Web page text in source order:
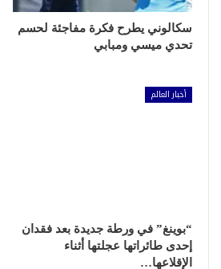
سكالوني يطرح فكرة مفاجئة لحسم
تحدي ميسي ومبابي
أخبار العالم
“بوينغ” في ورطة جديدة بعد فقدان
إحدى طائراتها عجلتها أثناء
الإقلاعها…